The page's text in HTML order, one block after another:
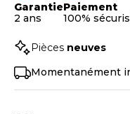
Garantie
2 ans
Paiement
100%
Pièces neuves
Momentanément